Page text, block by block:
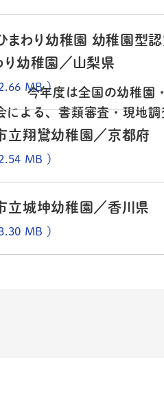
今年度は全国の幼稚園
による、書類審査・現地
ひまわり幼稚園 幼稚園型
り幼稚園／山梨県
MB ）
立翔鸞幼稚園／京都府
MB ）
立城坤幼稚園／香川県
MB ）